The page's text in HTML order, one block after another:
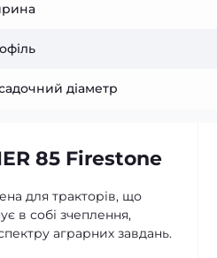
діаметр
85 Firestone
для тракторів, що
в собі зчеплення,
аграрних завдань.